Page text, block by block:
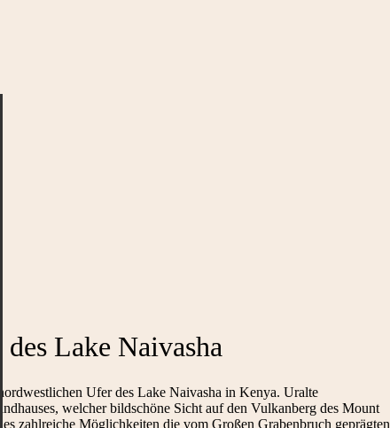
Lake Naivasha
Ufer des Lake Naivasha in Kenya. Uralte
welcher bildschöne Sicht auf den Vulkanberg des Mount
zahlreiche Möglichkeiten die vom Großen Grabenbruch geprägten